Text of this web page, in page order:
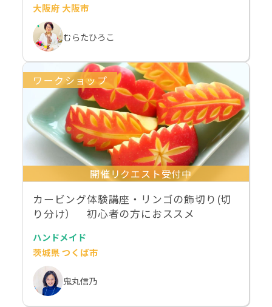
大阪府 大阪市
むらたひろこ
ワークショップ
開催リクエスト受付中
カービング体験講座・リンゴの飾切り(切
り分け） 初心者の方におススメ
ハンドメイド
茨城県 つくば市
鬼丸信乃